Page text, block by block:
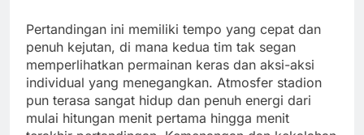
Pertandingan ini memiliki tempo yang cepat dan
penuh kejutan, di mana kedua tim tak segan
memperlihatkan permainan keras dan aksi-aksi
individual yang menegangkan. Atmosfer stadion
pun terasa sangat hidup dan penuh energi dari
mulai hitungan menit pertama hingga menit